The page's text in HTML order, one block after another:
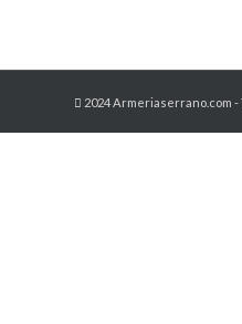
2024 Armeriaserrano.com